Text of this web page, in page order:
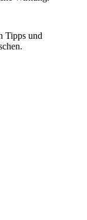
Tipps und